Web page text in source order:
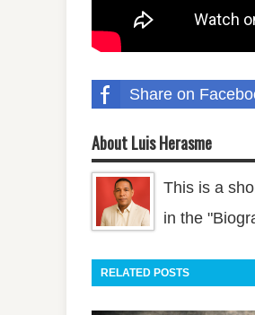
Share on
About Luis Herasme
This is a
in the
RELATED POSTS